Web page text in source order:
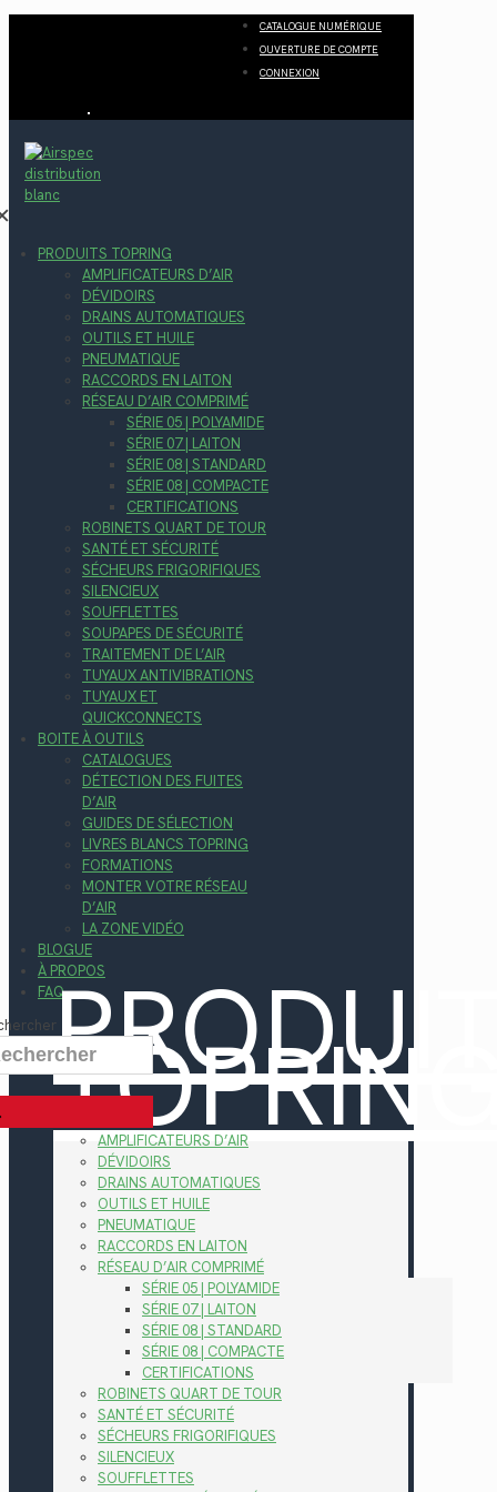
CATALOGUE NUMÉRIQUE
OUVERTURE DE COMPTE
CONNEXION
PRODUITS TOPRING
AMPLIFICATEURS D’AIR
DÉVIDOIRS
DRAINS AUTOMATIQUES
OUTILS ET HUILE
PNEUMATIQUE
RACCORDS EN LAITON
RÉSEAU D’AIR COMPRIMÉ
SÉRIE 05 | POLYAMIDE
SÉRIE 07 | LAITON
SÉRIE 08 | STANDARD
SÉRIE 08 | COMPACTE
CERTIFICATIONS
ROBINETS QUART DE TOUR
SANTÉ ET SÉCURITÉ
SÉCHEURS FRIGORIFIQUES
SILENCIEUX
SOUFFLETTES
SOUPAPES DE SÉCURITÉ
TRAITEMENT DE L’AIR
TUYAUX ANTIVIBRATIONS
TUYAUX ET
QUICKCONNECTS
BOITE À OUTILS
CATALOGUES
DÉTECTION DES FUITES
D’AIR
GUIDES DE SÉLECTION
LIVRES BLANCS TOPRING
FORMATIONS
MONTER VOTRE RÉSEAU
D’AIR
LA ZONE VIDÉO
BLOGUE
À PROPOS
FAQ
AMPLIFICATEURS D’AIR
DÉVIDOIRS
DRAINS AUTOMATIQUES
OUTILS ET HUILE
PNEUMATIQUE
RACCORDS EN LAITON
RÉSEAU D’AIR COMPRIMÉ
SÉRIE 05 | POLYAMIDE
SÉRIE 07 | LAITON
SÉRIE 08 | STANDARD
SÉRIE 08 | COMPACTE
CERTIFICATIONS
ROBINETS QUART DE TOUR
SANTÉ ET SÉCURITÉ
SÉCHEURS FRIGORIFIQUES
SILENCIEUX
SOUFFLETTES